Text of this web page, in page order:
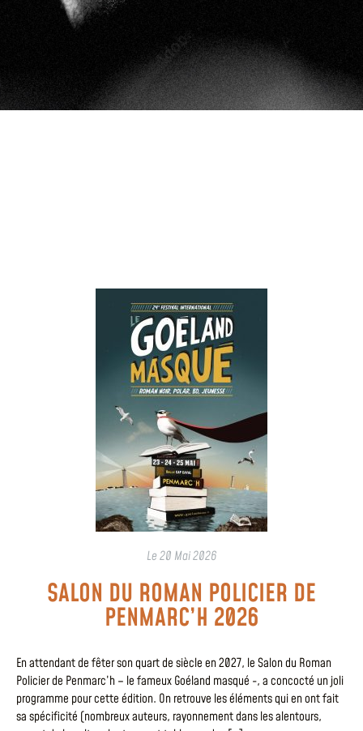
Le20 Mai 2026
SALON DU ROMAN POLICIER DE
PENMARC’H 2026
En attendant de fêter son quart de siècle en 2027, le Salon du Roman
Policier de Penmarc’h – le fameux Goéland masqué -, a concocté un joli
programme pour cette édition. On retrouve les éléments qui en ont fait
sa spécificité (nombreux auteurs, rayonnement dans les alentours,